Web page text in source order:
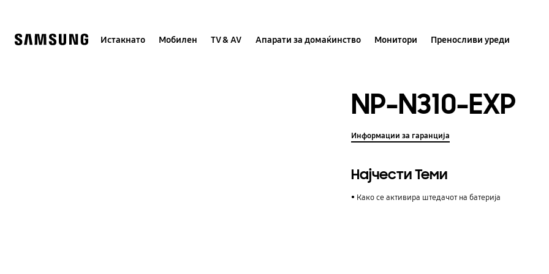
Истакнато Мобилен TV & AV Апарати за домаќинство Монитори Преносливи уреди
NP-N310-EXP
Информации за гаранција
Најчести Теми
Како се активира штедачот на батерија